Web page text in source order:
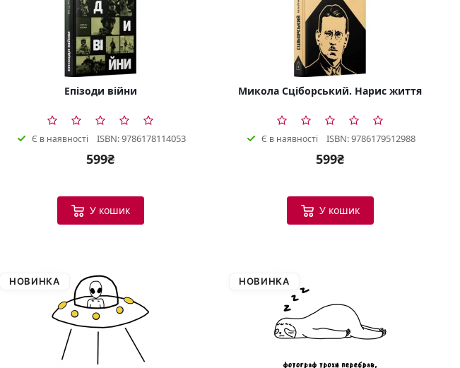
Епізоди війни
Є в наявності ISBN: 9786178114053
599₴
У кошик
Микола Сціборський. Нарис життя
Є в наявності ISBN: 9786179512988
599₴
У кошик
НОВИНКА НОВИНКА